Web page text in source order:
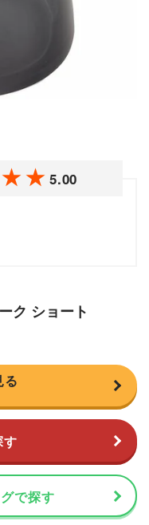
5.00
ク ショート
す
で探す